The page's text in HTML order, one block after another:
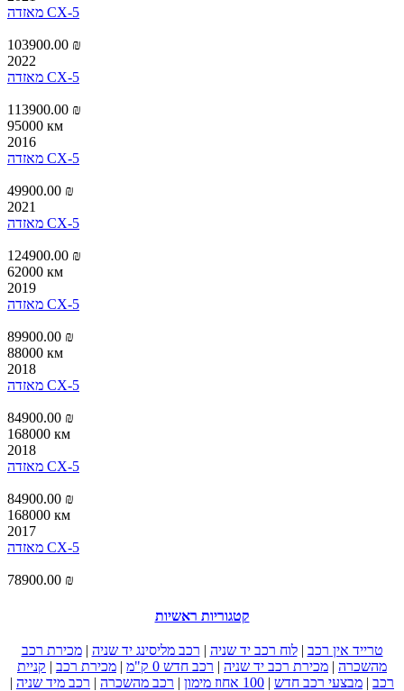
מאזדה CX-5
103900.00 ₪
2022
מאזדה CX-5
113900.00 ₪
95000 км
2016
מאזדה CX-5
49900.00 ₪
2021
מאזדה CX-5
124900.00 ₪
62000 км
2019
מאזדה CX-5
89900.00 ₪
88000 км
2018
מאזדה CX-5
84900.00 ₪
168000 км
2018
מאזדה CX-5
84900.00 ₪
168000 км
2017
מאזדה CX-5
78900.00 ₪
קטגוריות ראשיות
טרייד אין רכב |לוח רכב יד שניה | רכב מליסינג יד שניה |מכירת רכב
מהשכרה | מכירת רכב יד שניה | רכב חדש 0 ק"מ | מכירת רכב | קניית
רכב | מבצעי רכב חדש | 100 אחוז מימון | רכב מהשכרה | רכב מיד שניה |